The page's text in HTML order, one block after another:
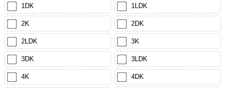
1DK 1LDK
2K 2DK
2LDK 3K
3DK 3LDK
4K 4DK